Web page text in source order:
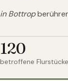
in Bottrop
120
betroffene Flurstücke